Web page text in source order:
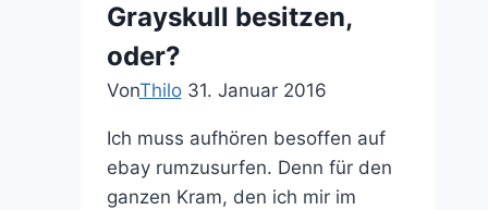
Grayskull besitzen,
oder?
VonThilo 31. Januar 2016
Ich muss aufhören besoffen auf
ebay rumzusurfen. Denn für den
ganzen Kram, den ich mir im